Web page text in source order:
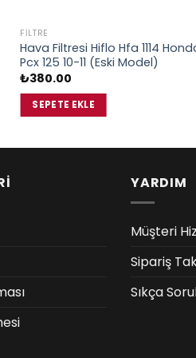
FILTRE
Hava Filtresi Hiflo Hfa 1114
Pcx 125 10-11 (Eski Model)
₺380.00
SEPETE EKLE
YARDIM
Müşteri
Sipariş
Sıkça